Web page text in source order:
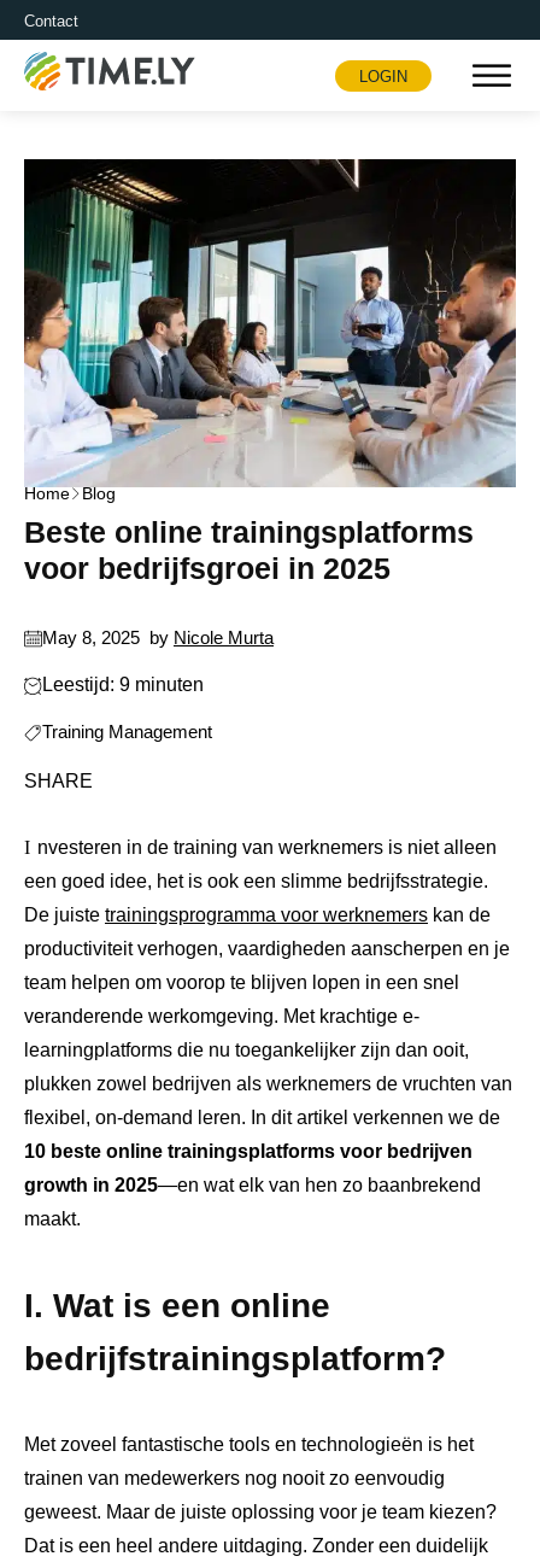
Contact
Timely
LOGIN
Home Blog
Beste online trainingsplatforms
voor bedrijfsgroei in 2025
May 8, 2025 by Nicole Murta
Leestijd: 9 minuten
Training Management
SHARE
Investeren in de training van werknemers is niet alleen
een goed idee, het is ook een slimme bedrijfsstrategie.
De juiste trainingsprogramma voor werknemers kan de
productiviteit verhogen, vaardigheden aanscherpen en je
team helpen om voorop te blijven lopen in een snel
veranderende werkomgeving. Met krachtige e-
learningplatforms die nu toegankelijker zijn dan ooit,
plukken zowel bedrijven als werknemers de vruchten van
flexibel, on-demand leren. In dit artikel verkennen we de
10 beste online trainingsplatforms voor bedrijven
growth in 2025—en wat elk van hen zo baanbrekend
maakt.
I. Wat is een online
bedrijfstrainingsplatform?
Met zoveel fantastische tools en technologieën is het
trainen van medewerkers nog nooit zo eenvoudig
geweest. Maar de juiste oplossing voor je team kiezen?
Dat is een heel andere uitdaging. Zonder een duidelijk